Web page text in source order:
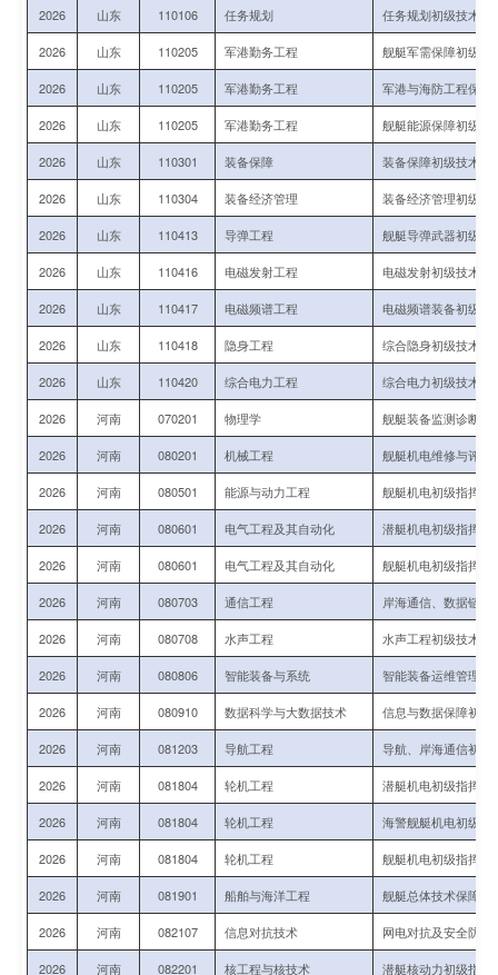
2026 山东 110106 任务规划 任务规划初级技术军
2026 山东 110205 军港勤务工程 舰艇军需保障初级指
2026 山东 110205 军港勤务工程 军港与海防工程保障
2026 山东 110205 军港勤务工程 舰艇能源保障初级指
2026 山东 110301 装备保障 装备保障初级技术军
2026 山东 110304 装备经济管理 装备经济管理初级技
2026 山东 110413 导弹工程 舰艇导弹武器初级技
2026 山东 110416 电磁发射工程 电磁发射初级技术军
2026 山东 110417 电磁频谱工程 电磁频谱装备初级指
2026 山东 110418 隐身工程 综合隐身初级技术军
2026 山东 110420 综合电力工程 综合电力初级技术军
2026 河南 070201 物理学 舰艇装备监测诊断、
2026 河南 080201 机械工程 舰艇机电维修与评估
2026 河南 080501 能源与动力工程 舰艇机电初级指挥与
2026 河南 080601 电气工程及其自动化 潜艇机电初级指挥与
2026 河南 080601 电气工程及其自动化 舰艇机电初级指挥与
2026 河南 080703 通信工程 岸海通信、数据链
2026 河南 080708 水声工程 水声工程初级技术军
2026 河南 080806 智能装备与系统 智能装备运维管理初
2026 河南 080910 数据科学与大数据技术 信息与数据保障初级
2026 河南 081203 导航工程 导航、岸海通信初级
2026 河南 081804 轮机工程 潜艇机电初级指挥与
2026 河南 081804 轮机工程 海警舰艇机电初级指
2026 河南 081804 轮机工程 舰艇机电初级指挥与
2026 河南 081901 船舶与海洋工程 舰艇总体技术保障初
2026 河南 082107 信息对抗技术 网电对抗及安全防
2026 河南 082201 核工程与核技术 潜艇核动力初级指挥